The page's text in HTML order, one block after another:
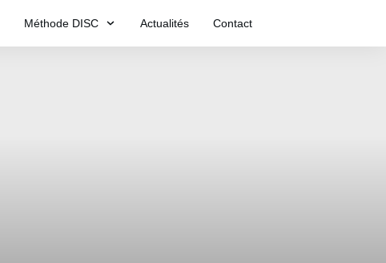
Méthode DISC Actualités Contact